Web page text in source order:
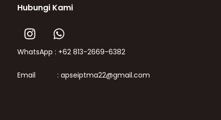
Hubungi Kami
I
n
s
a
W
h
a
s
WhatsApp : +62 813-2669-6382
Email : apseiptma22@gmail.com